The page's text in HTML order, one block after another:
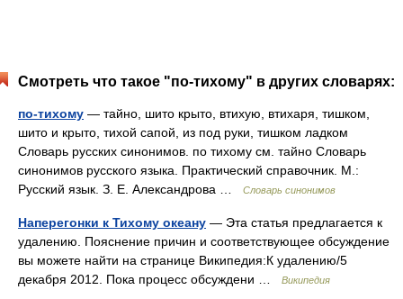
Смотреть что такое "по-тихому" в других словарях:
по-тихому — тайно, шито крыто, втихую, втихаря, тишком,
шито и крыто, тихой сапой, из под руки, тишком ладком
Словарь русских синонимов. по тихому см. тайно Словарь
синонимов русского языка. Практический справочник. М.:
Русский язык. З. Е. Александрова …
Словарь синонимов
Наперегонки к Тихому океану — Эта статья предлагается к
удалению. Пояснение причин и соответствующее обсуждение
вы можете найти на странице Википедия:К удалению/5
декабря 2012. Пока процесс обсуждени …
Википедия